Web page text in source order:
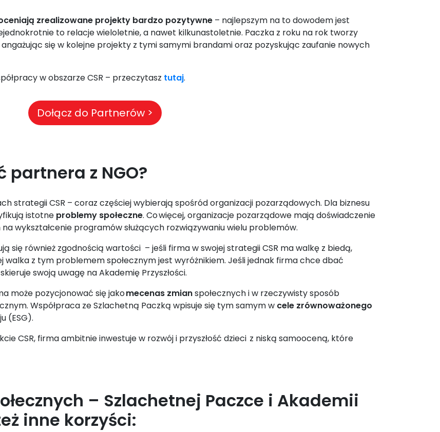
zrealizowane projekty bardzo pozytywne – najlepszym na to dowodem jest
to relacje wieloletnie, a nawet kilkunastoletnie. Paczka z roku na rok tworzy
się w kolejne projekty z tymi samymi brandami oraz pozyskując zaufanie nowych
w obszarze CSR – przeczytasz tutaj.
Dołącz do Partnerów >
z NGO?
strategii CSR – coraz częściej wybierają spośród organizacji pozarządowych. Dla biznesu
istotne problemy społeczne. Co więcej, organizacje pozarządowe mają doświadczenie
na wykształcenie programów służących rozwiązywaniu wielu problemów.
się również zgodnością wartości – jeśli firma w swojej strategii CSR ma walkę z biedą,
walka z tym problemem społecznym jest wyróżnikiem. Jeśli jednak firma chce dbać
swoją uwagę na Akademię Przyszłości.
może pozycjonować się jakomecenas zmianspołecznych i w rzeczywisty sposób
Współpraca ze Szlachetną Paczką wpisuje się tym samym w cele zrównoważonego
(ESG).
CSR, firma ambitnie inwestuje w rozwój i przyszłość dzieci z niską samooceną, które
– Szlachetnej Paczce i Akademii
inne korzyści: